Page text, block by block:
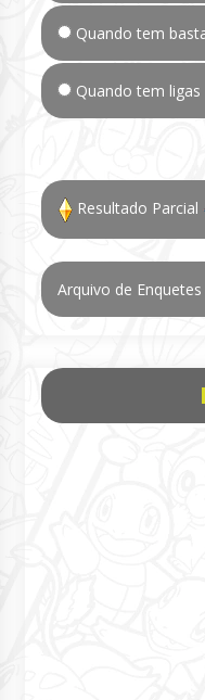
Quando tem
Quando tem
Resultado Parcial
Arquivo de Enquetes